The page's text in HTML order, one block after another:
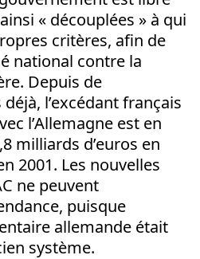
« découplées » à qui
critères, afin de
national contre la
Depuis de
l’excédant français
l’Allemagne est en
milliards d’euros en
2001. Les nouvelles
ne peuvent
puisque
allemande était
système.